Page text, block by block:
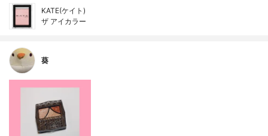
KATE(ケイト)
ザ アイカラー
葵